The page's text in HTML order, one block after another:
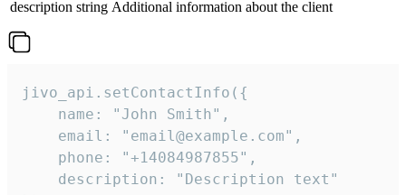
description string Additional information about the client
jivo_api.setContactInfo({
    name: "John Smith",
    email: "email@example.com",
    phone: "+14084987855",
    description: "Description text"